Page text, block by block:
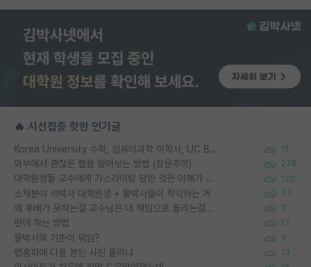
🔥 시선집중 핫한 인기글
Korea University 수학, 컴퓨터과학 이학사, UC Berkeley 산업공학 대학원 공학박사가 되는 것은 쉽지 않겠죠? 11
외부에서 괜찮은 랩을 알아보는 방법 (장문주의) 278
대학원생들 교수에게 가스라이팅 당한 것은 이해가 갑니다. 안타깝네요. 120
소재분야 석박사 대학원생 + 물박사들이 착각하는 거 77
왜 후배가 못하는걸 교수님은 내 책임으로 돌리는걸까요? 7
편애 하는 방법 17
물박사의 기준이 뭐임? 9
랩홈피에 다들 본인 사진 올리냐 13